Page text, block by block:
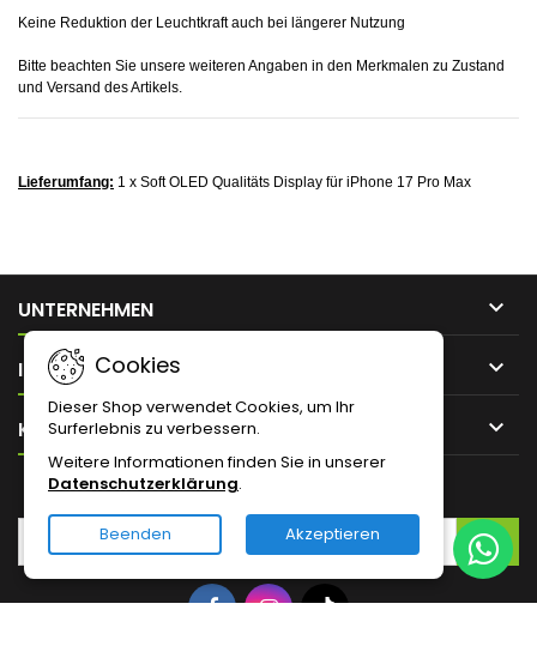
Keine Reduktion der Leuchtkraft auch bei längerer Nutzung
Bitte beachten Sie unsere weiteren Angaben in den Merkmalen zu Zustand
und Versand des Artikels.
Lieferumfang: 1 x Soft OLED Qualitäts Display für iPhone 17 Pro Max
UNTERNEHMEN 
IHR KONTO 
KONTAKT 
Cookies
Dieser Shop verwendet Cookies, um Ihr
Surferlebnis zu verbessern.
Weitere Informationen finden Sie in unserer
Datenschutzerklärung.
Beenden Akzeptieren
NEWSLETTER